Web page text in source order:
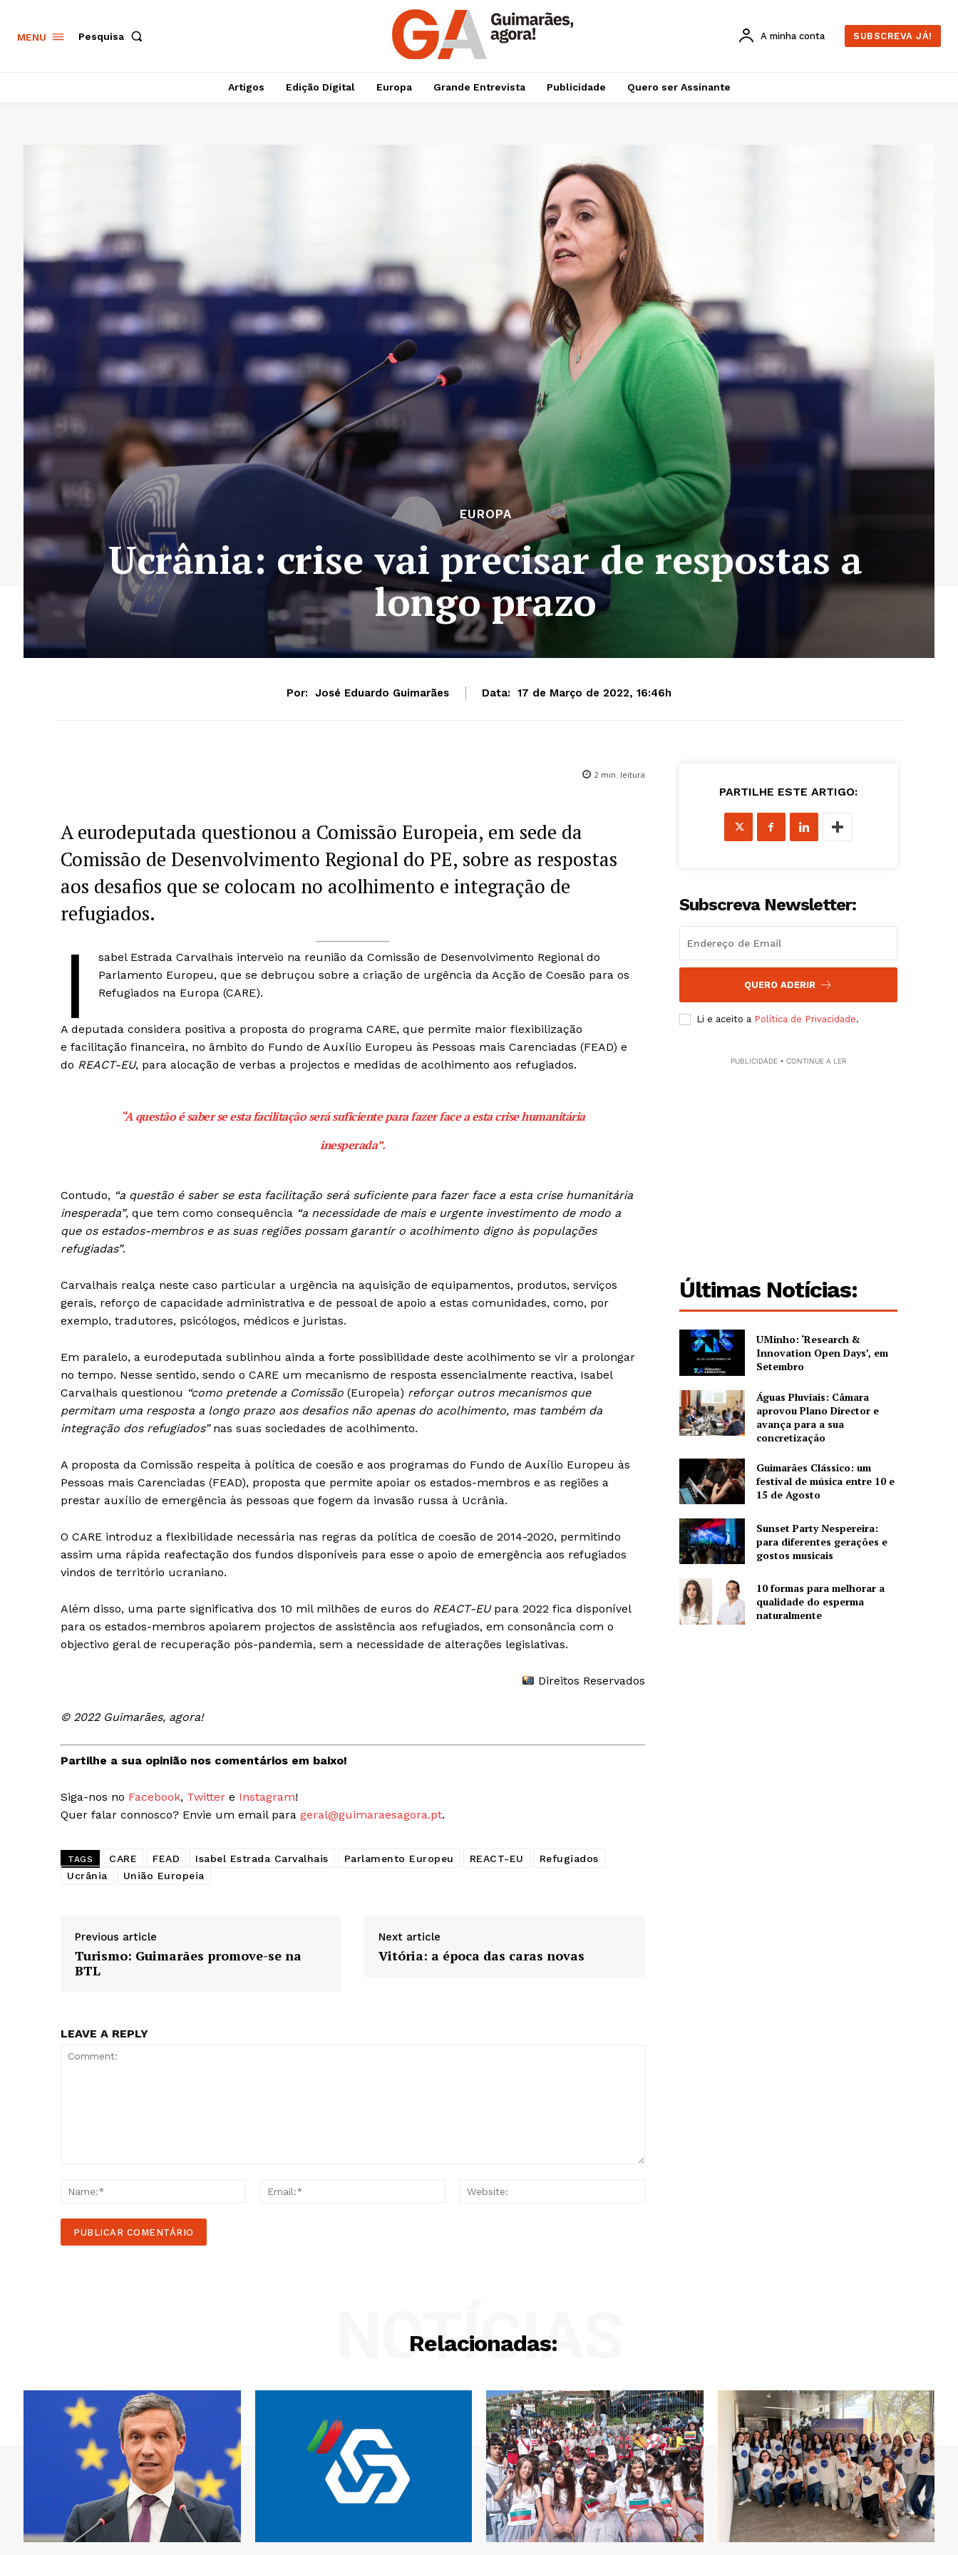
Guimarães, agora!
Institucional
Edição Digital
Publicidade
Quero ser Assinante
MENU Pesquisa A minha conta SUBSCREVA JÁ!
Artigos Edição Digital Europa Grande Entrevista Publicidade Quero ser Assinante
EUROPA
Ucrânia: crise vai precisar de respostas a
longo prazo
Por: José Eduardo Guimarães Data: 17 de Março de 2022, 16:46h
2min. leitura
A eurodeputada questionou a Comissão Europeia, em sede da
Comissão de Desenvolvimento Regional do PE, sobre as respostas
aos desafios que se colocam no acolhimento e integração de
refugiados.
I
sabel Estrada Carvalhais interveio na reunião da Comissão de Desenvolvimento Regional do
Parlamento Europeu, que se debruçou sobre a criação de urgência da Acção de Coesão para os
Refugiados na Europa (CARE).
A deputada considera positiva a proposta do programa CARE, que permite maior flexibilização
e facilitação financeira, no âmbito do Fundo de Auxílio Europeu às Pessoas mais Carenciadas (FEAD) e
do REACT-EU, para alocação de verbas a projectos e medidas de acolhimento aos refugiados.
“A questão é saber se esta facilitação será suficiente para fazer face a esta crise humanitária
inesperada”.
Contudo, “a questão é saber se esta facilitação será suficiente para fazer face a esta crise humanitária
inesperada”, que tem como consequência “a necessidade de mais e urgente investimento de modo a
que os estados-membros e as suas regiões possam garantir o acolhimento digno às populações
refugiadas”.
Carvalhais realça neste caso particular a urgência na aquisição de equipamentos, produtos, serviços
gerais, reforço de capacidade administrativa e de pessoal de apoio a estas comunidades, como, por
exemplo, tradutores, psicólogos, médicos e juristas.
Em paralelo, a eurodeputada sublinhou ainda a forte possibilidade deste acolhimento se vir a prolongar
no tempo. Nesse sentido, sendo o CARE um mecanismo de resposta essencialmente reactiva, Isabel
Carvalhais questionou “como pretende a Comissão (Europeia) reforçar outros mecanismos que
permitam uma resposta a longo prazo aos desafios não apenas do acolhimento, mas também da
integração dos refugiados”nas suas sociedades de acolhimento.
A proposta da Comissão respeita à política de coesão e aos programas do Fundo de Auxílio Europeu às
Pessoas mais Carenciadas (FEAD), proposta que permite apoiar os estados-membros e as regiões a
prestar auxílio de emergência às pessoas que fogem da invasão russa à Ucrânia.
O CARE introduz a flexibilidade necessária nas regras da política de coesão de 2014-2020, permitindo
assim uma rápida reafectação dos fundos disponíveis para esse o apoio de emergência aos refugiados
vindos de território ucraniano.
Além disso, uma parte significativa dos 10 mil milhões de euros do REACT-EUpara 2022 fica disponível
para os estados-membros apoiarem projectos de assistência aos refugiados, em consonância com o
objectivo geral de recuperação pós-pandemia, sem a necessidade de alterações legislativas.
Direitos Reservados
© 2022 Guimarães, agora!
Partilhe a sua opinião nos comentários em baixo!
Siga-nos no Facebook, Twitter e Instagram!
Quer falar connosco? Envie um email para geral@guimaraesagora.pt.
TAGS CARE FEAD Isabel Estrada Carvalhais Parlamento Europeu REACT-EU
Refugiados
Ucrânia
União Europeia
Previous article
Turismo: Guimarães promove-se na
BTL
Next article
Vitória: a época das caras novas
LEAVE A REPLY
Name:*
Email:*
PARTILHE ESTE ARTIGO:
Subscreva Newsletter:
QUERO ADERIR
Li e aceito a Política de Privacidade.
PUBLICIDADE • CONTINUE A LER
Últimas Notícias:
UMinho: ‘Research &
Innovation Open Days’, em
Setembro
Águas Pluviais: Câmara
aprovou Plano Director e
avança para a sua
concretização
Guimarães Clássico: um
festival de música entre 10 e
15 de Agosto
Sunset Party Nespereira:
para diferentes gerações e
gostos musicais
10 formas para melhorar a
qualidade do esperma
naturalmente
Relacionadas:
NOTÍCIAS